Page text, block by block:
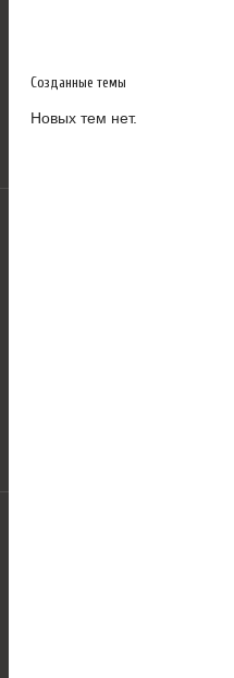
Созданные темы
Новых тем нет.